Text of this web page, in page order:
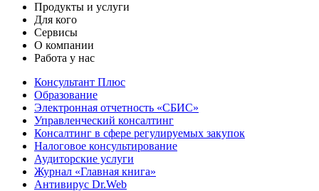
Продукты и услуги
Для кого
Сервисы
О компании
Работа у нас
Консультант Плюс
Образование
Электронная отчетность «СБИС»
Управленческий консалтинг
Консалтинг в сфере регулируемых закупок
Налоговое консультирование
Аудиторские услуги
Журнал «Главная книга»
Антивирус Dr.Web